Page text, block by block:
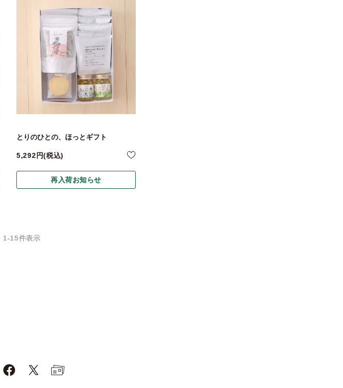
とりのひとの、ほっとギフト
5,292 税込
再入荷お知らせ
1-15件表示